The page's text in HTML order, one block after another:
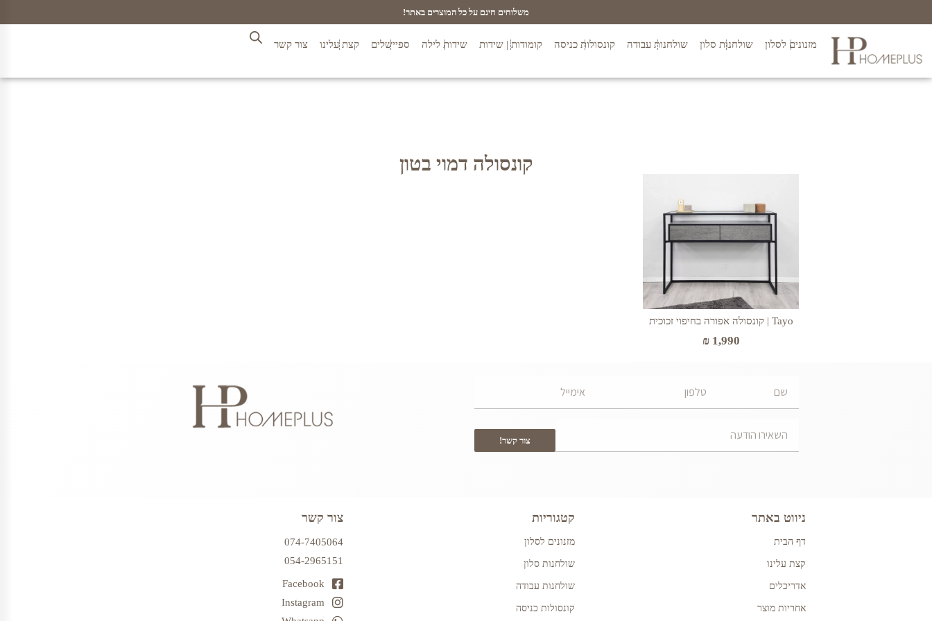
משלוחים חינם על כל המוצרים באתר!
מזנונים לסלון שולחנות סלון שולחנות עבודה קונסולות כניסה קומודות | שידות שידות לילה ספיישלים קצת עלינו צור קשר
קונסולה דמוי בטון
Tayo | קונסולה אפורה בחיפוי זכוכית
₪1,990
צור קשר!
ניווט באתר
דף הבית
קצת עלינו
אדריכלים
אחריות מוצר
קטגוריות
מזנונים לסלון
שולחנות סלון
שולחנות עבודה
קונסולות כניסה
צור קשר
074-7405064
054-2965151
Facebook
Instagram